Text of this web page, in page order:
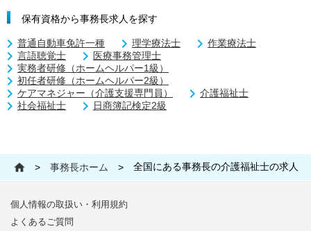
保有資格から事務長求人を探す
普通自動車免許一種 理学療法士
作業療法士
言語聴覚士
医療事務管理士
実務者研修（ホームヘルパー1級）
初任者研修（ホームヘルパー2級）
ケアマネジャー（介護支援専門員）
介護福祉士
社会福祉士
日商簿記検定2級
> 事務長ホーム > 全国にある事務長の介護福祉士の求人
個人情報の取扱い・利用規約
よくあるご質問